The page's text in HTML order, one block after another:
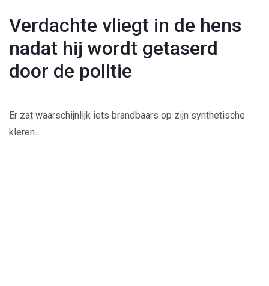
Verdachte vliegt in de hens
nadat hij wordt getaserd
door de politie
Er zat waarschijnlijk iets brandbaars op zijn synthetische
kleren...